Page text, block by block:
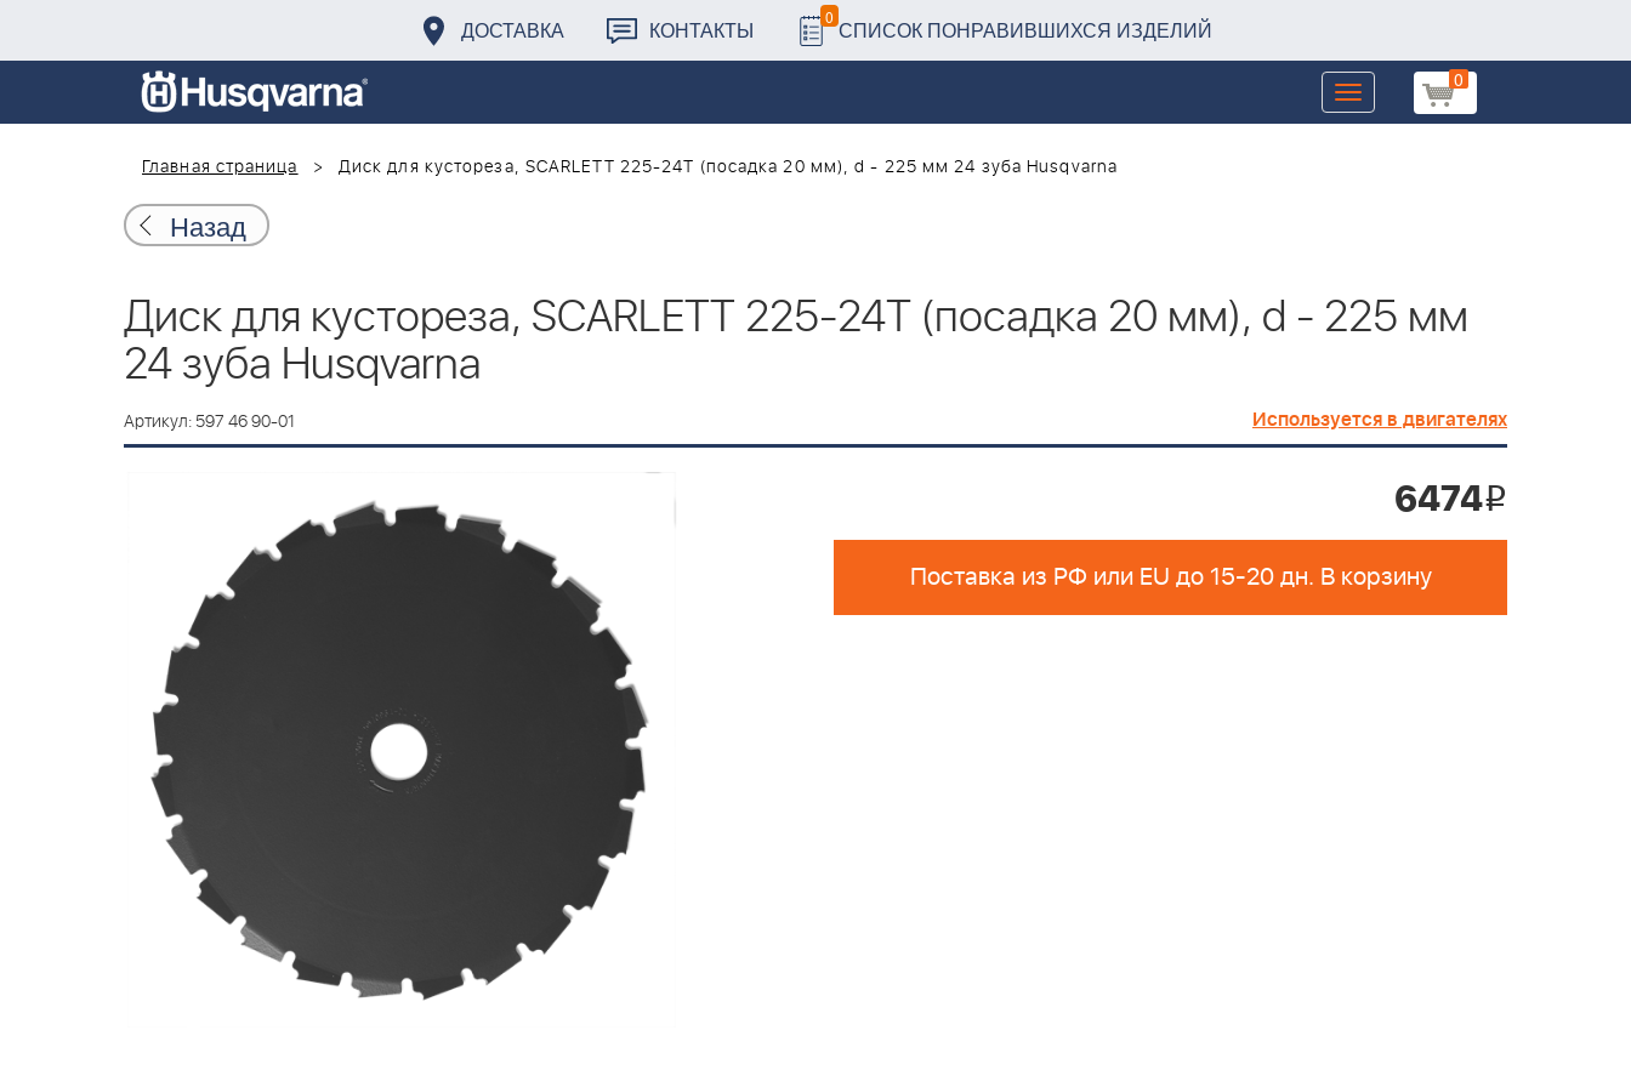
ДОСТАВКА КОНТАКТЫ 0 СПИСОК ПОНРАВИВШИХСЯ ИЗДЕЛИЙ
0
Toggle
navigation
Главная страница
Диск для кустореза, SCARLETT 225-24Т (посадка 20 мм), d - 225 мм 24 зуба Husqvarna
Назад
Диск для кустореза, SCARLETT 225-24Т (посадка 20 мм), d - 225 мм
24 зуба Husqvarna
Артикул: 597 46 90-01 Используется в двигателях
6474i
Поставка из РФ или EU до 15-20 дн. В корзину